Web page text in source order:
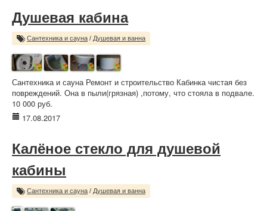
Душевая кабина
Сантехника и сауна / Душевая и ванна
Сантехника и сауна Ремонт и строительство Кабинка чистая без
повреждений. Она в пыли(грязная) ,потому, что стояла в подвале.
10 000 руб.
17.08.2017
Калёное стекло для душевой
кабины
Сантехника и сауна / Душевая и ванна